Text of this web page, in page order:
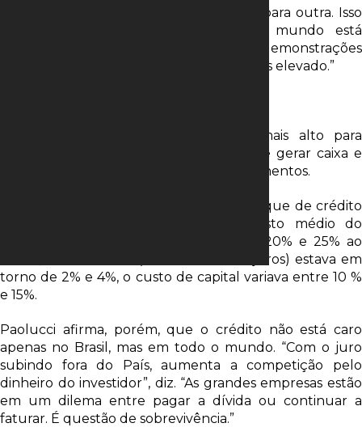
calote) e ficou insolvente de uma hora para outra. Isso
está dificultando muito. Agora, todo mundo está
olhando com mais afinco para as demonstrações
financeiras. Aí é claro que o custo fica mais elevado.”
Bassi acrescenta que o custo está mais alto para
empresas que estão com dificuldade de gerar caixa e
que querem recursos para novos investimentos.
Segundo Mickael Paolucci, sócio da butique de crédito
Multiplica Crédito Investimento, o custo médio do
dinheiro para o empresário está entre 20% e 25% ao
ano. Quando a Selic (a taxa básica de juros) estava em
torno de 2% e 4%, o custo de capital variava entre 10 %
e 15%.
Paolucci afirma, porém, que o crédito não está caro
apenas no Brasil, mas em todo o mundo. “Com o juro
subindo fora do País, aumenta a competição pelo
dinheiro do investidor”, diz. “As grandes empresas estão
em um dilema entre pagar a dívida ou continuar a
faturar. É questão de sobrevivência.”